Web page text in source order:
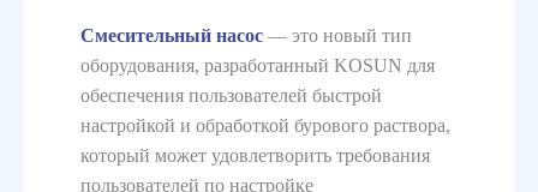
Смесительный насос— это новый тип
оборудования, разработанный KOSUN для
обеспечения пользователей быстрой
настройкой и обработкой бурового раствора,
который может удовлетворить требования
пользователей по настройке